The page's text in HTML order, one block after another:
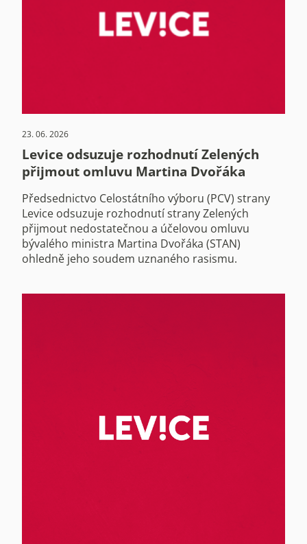
23. 06. 2026
Levice odsuzuje rozhodnutí Zelených
přijmout omluvu Martina Dvořáka
Předsednictvo Celostátního výboru (PCV) strany
Levice odsuzuje rozhodnutí strany Zelených
přijmout nedostatečnou a účelovou omluvu
bývalého ministra Martina Dvořáka (STAN)
ohledně jeho soudem uznaného rasismu.